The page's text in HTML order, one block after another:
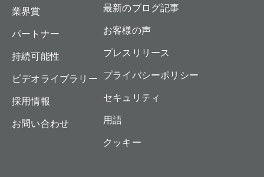
業界賞
パートナー
持続可能性
ビデオライブラリー
採用情報
お問い合わせ
最新のブログ記事
お客様の声
プレスリリース
プライバシーポリシー
セキュリティ
用語
クッキー